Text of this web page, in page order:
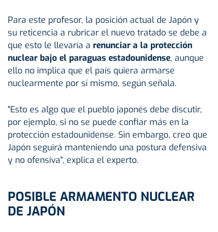
Para este profesor, la posición actual de Japón y
su reticencia a rubricar el nuevo tratado se debe a
que esto le llevaría a renunciar a la protección
nuclear bajo el paraguas estadounidense, aunque
ello no implica que el país quiera armarse
nuclearmente por sí mismo, según señala.
"Esto es algo que el pueblo japonés debe discutir,
por ejemplo, si no se puede confiar más en la
protección estadounidense. Sin embargo, creo que
Japón seguirá manteniendo una postura defensiva
y no ofensiva", explica el experto.
POSIBLE ARMAMENTO NUCLEAR
DE JAPÓN